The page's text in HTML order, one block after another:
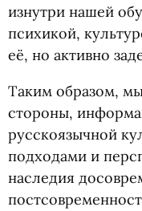
изнутри нашей
психикой,
её, но активно
Таким образом,
стороны,
русскоязычной
подходами и
наследия